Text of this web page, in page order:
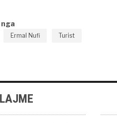
nga
Ermal Nufi Turist